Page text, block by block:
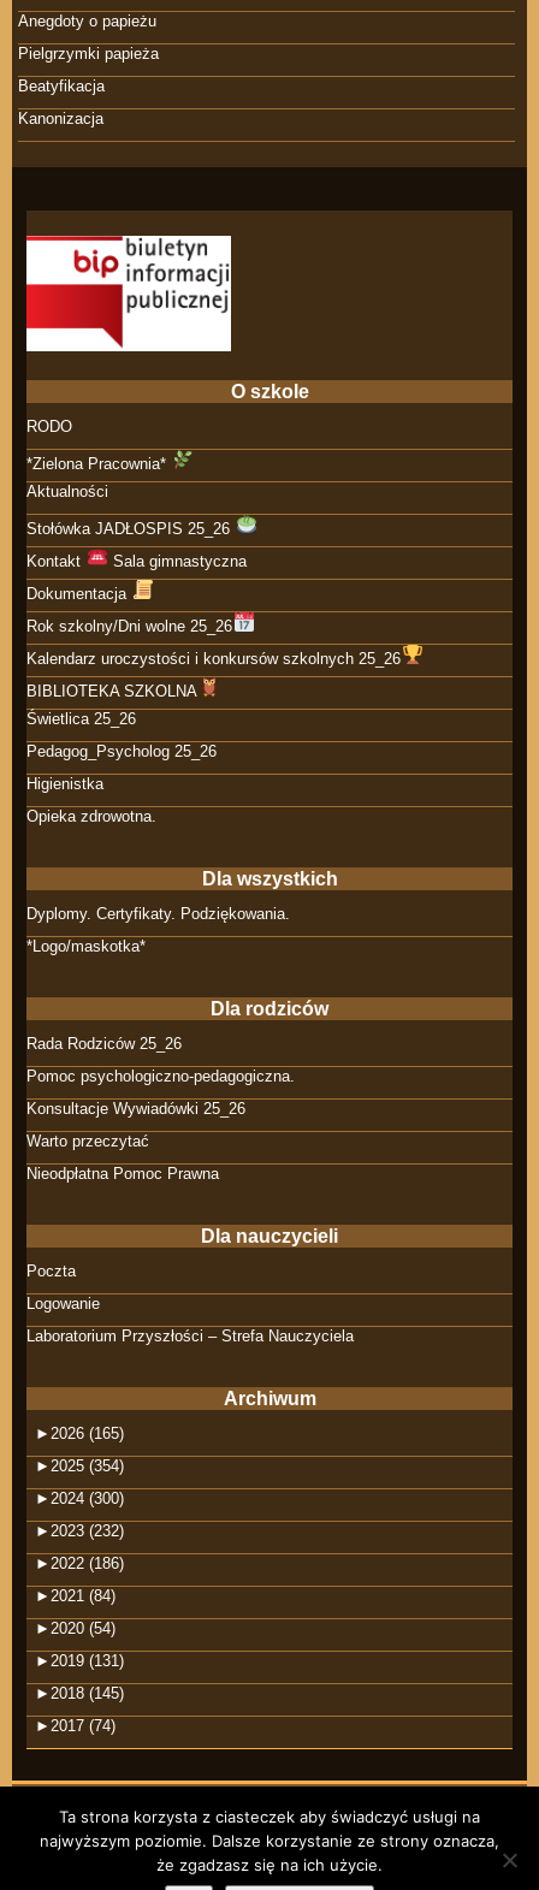
Anegdoty o papieżu
Pielgrzymki papieża
Beatyfikacja
Kanonizacja
O szkole
RODO
*Zielona Pracownia*
Aktualności
Stołówka JADŁOSPIS 25_26
Kontakt
Sala gimnastyczna
Dokumentacja
Rok szkolny/Dni wolne 25_26
Kalendarz uroczystości i konkursów szkolnych 25_26
BIBLIOTEKA SZKOLNA
Świetlica 25_26
Pedagog_Psycholog 25_26
Higienistka
Opieka zdrowotna.
Dla wszystkich
Dyplomy. Certyfikaty. Podziękowania.
*Logo/maskotka*
Dla rodziców
Rada Rodziców 25_26
Pomoc psychologiczno-pedagogiczna.
Konsultacje Wywiadówki 25_26
Warto przeczytać
Nieodpłatna Pomoc Prawna
Dla nauczycieli
Poczta
Logowanie
Laboratorium Przyszłości – Strefa Nauczyciela
Archiwum
► 2026 (165)
► 2025 (354)
► 2024 (300)
► 2023 (232)
► 2022 (186)
► 2021 (84)
► 2020 (54)
► 2019 (131)
► 2018 (145)
► 2017 (74)
©2026 raindrops
Wpisy RSS
Ta strona korzysta z ciasteczek aby świadczyć usługi na
najwyższym poziomie. Dalsze korzystanie ze strony oznacza,
że zgadzasz się na ich użycie.